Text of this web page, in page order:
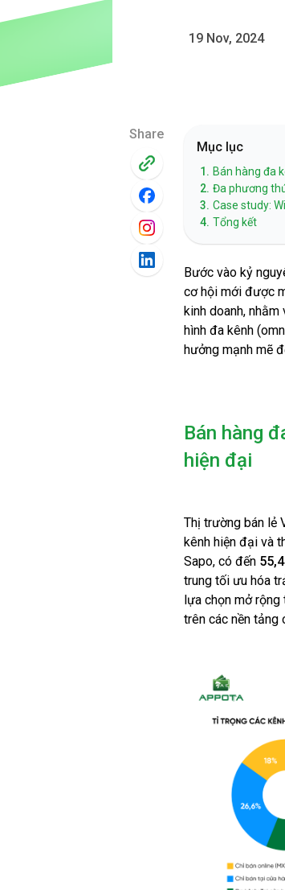
19 Nov, 2024
Share
Mục lục
1. Bán hàng đa
2. Đa phương
3. Case study:
4. Tổng kết
Bước vào kỷ
cơ hội mới được
kinh doanh,
hình đa kênh
hưởng mạnh mẽ
Bán hàng
hiện đại
Thị trường bán lẻ
kênh hiện đại và
Sapo, có đến
trung tối ưu hóa
lựa chọn mở rộng
trên các nền tảng